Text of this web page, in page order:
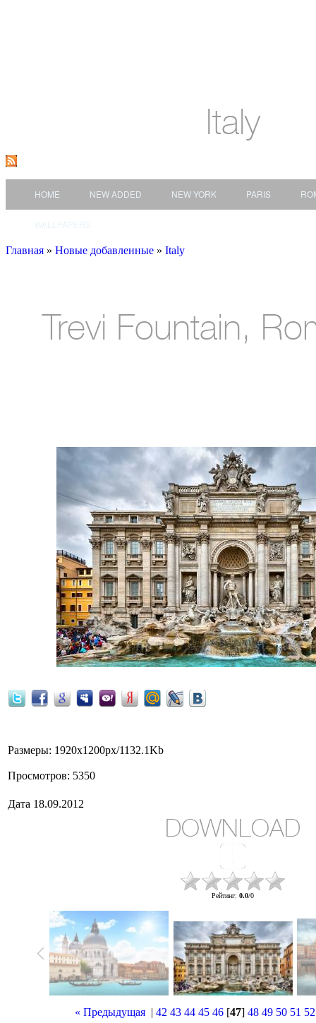
Italy
HOME NEW ADDED NEW YORK PARIS
Главная » Новые добавленные » Italy
Trevi Fountain,
Размеры: 1920x1200px/1132.1Kb
Просмотров: 5350
Дата 18.09.2012
DOWNLOAD
Рейтинг: 0.0/0
« Предыдущая | 42 43 44 45 46 [47] 48 49 50 51 52